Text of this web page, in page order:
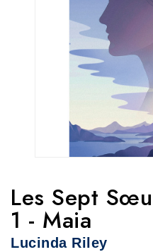
Les Sept
1 - Maia
Lucinda Riley